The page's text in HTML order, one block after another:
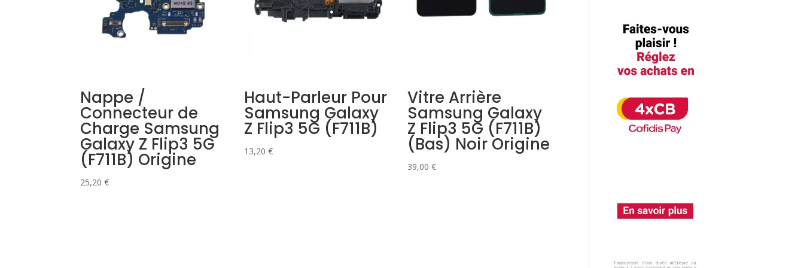
Nappe /
Connecteur de
Charge Samsung
Galaxy Z Flip3 5G
(F711B) Origine
25,20€
Haut-Parleur Pour
Samsung Galaxy
Z Flip3 5G (F711B)
13,20 €
Vitre Arrière
Samsung Galaxy
Z Flip3 5G (F711B)
(Bas) Noir Origine
39,00€